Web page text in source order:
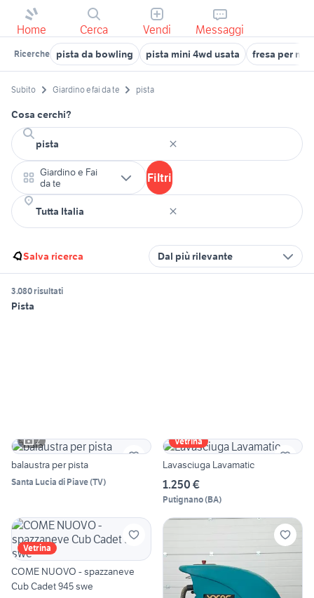
Home Cerca Vendi Messaggi
Ricerche pista da bowling pista mini 4wd usata fresa per
Subito Giardino e fai da te pista
Cosa cerchi?
Giardino e Fai
da te
Filtri
Salva ricerca Dal più rilevante
3.080 risultati
Pista
2
balaustra per pista
Santa Lucia di Piave(TV)
Vetrina
Lavasciuga Lavamatic
1.250 €
Putignano(BA)
Vetrina
COME NUOVO - spazzaneve
Cub Cadet 945 swe